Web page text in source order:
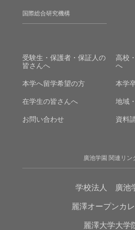
国際総合研究機構
受験生・保護者・保証人の
皆さんへ
高校
へ
本学へ留学希望の方 本学
在学生の皆さんへ 地域
お問い合わせ 資料
廣池学園 関連リン
学校法人 廣池
麗澤オープンカ
麗澤大学大学